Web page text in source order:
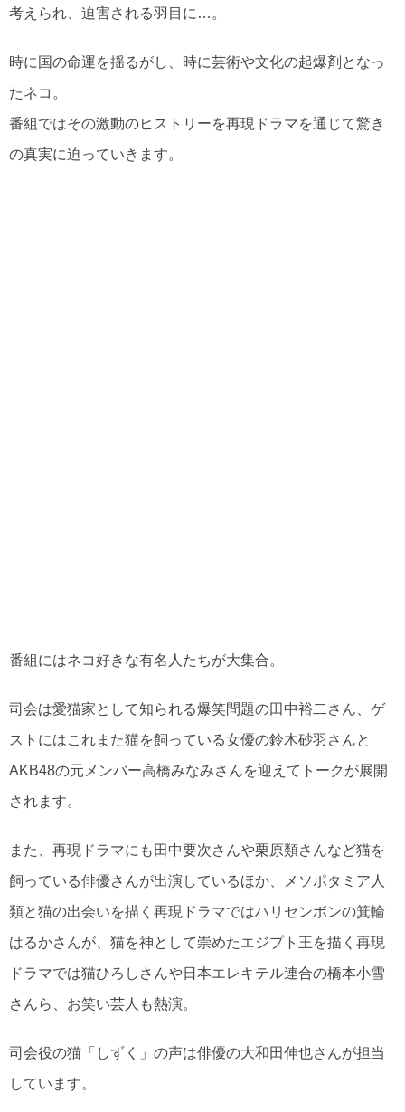
考えられ、迫害される羽目に…。
時に国の命運を揺るがし、時に芸術や文化の起爆剤となっ
たネコ。
番組ではその激動のヒストリーを再現ドラマを通じて驚き
の真実に迫っていきます。
番組にはネコ好きな有名人たちが大集合。
司会は愛猫家として知られる爆笑問題の田中裕二さん、ゲ
ストにはこれまた猫を飼っている女優の鈴木砂羽さんと
AKB48の元メンバー高橋みなみさんを迎えてトークが展開
されます。
また、再現ドラマにも田中要次さんや栗原類さんなど猫を
飼っている俳優さんが出演しているほか、メソポタミア人
類と猫の出会いを描く再現ドラマではハリセンボンの箕輪
はるかさんが、猫を神として崇めたエジプト王を描く再現
ドラマでは猫ひろしさんや日本エレキテル連合の橋本小雪
さんら、お笑い芸人も熱演。
司会役の猫「しずく」の声は俳優の大和田伸也さんが担当
しています。